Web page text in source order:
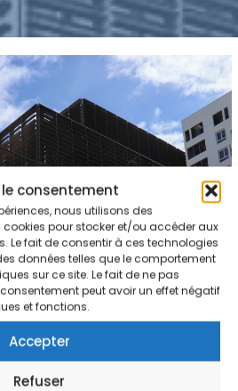
le consentement
nous utilisons des
pour stocker et/ou accéder aux
Le fait de consentir à ces technologies
données telles que le comportement
sur ce site. Le fait de ne pas
peut avoir un effet négatif
et fonctions.
Accepter
Refuser